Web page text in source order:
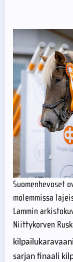
Suomenhevoset
molemmissa
Lammin
Niittykorven
sarjan finaali